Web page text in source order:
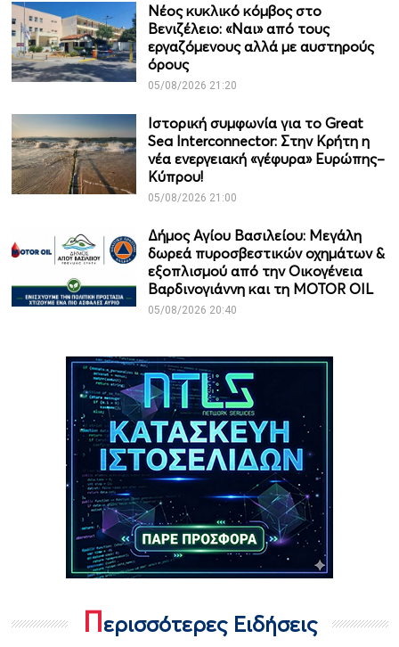
Νέος κυκλικό κόμβος στο
Βενιζέλειο: «Ναι» από τους
εργαζόμενους αλλά με αυστηρούς
όρους
05/08/2026 21:20
Ιστορική συμφωνία για το Great
Sea Interconnector: Στην Κρήτη η
νέα ενεργειακή «γέφυρα» Ευρώπης–
Κύπρου!
05/08/2026 21:00
Δήμος Αγίου Βασιλείου: Μεγάλη
δωρεά πυροσβεστικών οχημάτων &
εξοπλισμού από την Οικογένεια
Βαρδινογιάννη και τη MOTOR OIL
05/08/2026 20:40
Περισσότερες Ειδήσεις